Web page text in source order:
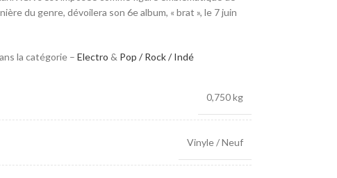
du genre, dévoilera son 6e album, « brat », le 7 juin
la catégorie – Electro & Pop / Rock / Indé
0,750 kg
Vinyle / Neuf